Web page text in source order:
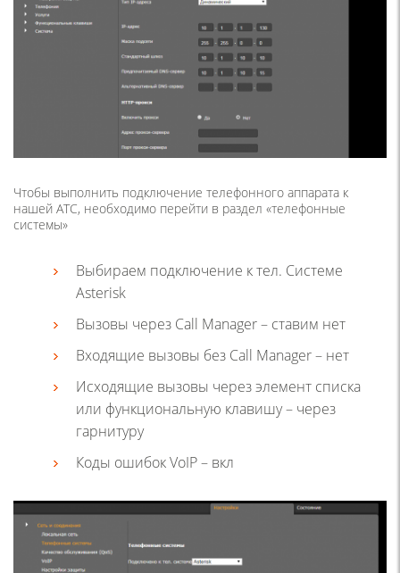
Чтобы выполнить подключение телефонного аппарата к
нашей АТС, необходимо перейти в раздел «телефонные
системы»
Выбираем подключение к тел. Системе
Asterisk
Вызовы через Call Manager – ставим нет
Входящие вызовы без Call Manager – нет
Исходящие вызовы через элемент списка
или функциональную клавишу – через
гарнитуру
Коды ошибок VoIP – вкл